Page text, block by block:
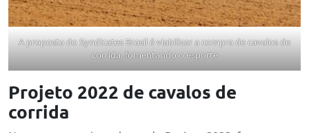
A proposta do Syndicates Brasil é viabilizar a compra de cavalos de
corrida, fomentando o esporte
Projeto 2022 de cavalos de
corrida